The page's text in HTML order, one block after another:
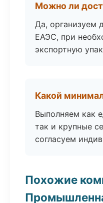
Можно ли
Да, организуем
ЕАЭС, при
экспортную
Какой
Выполняем как
так и крупные
согласуем
Похожие